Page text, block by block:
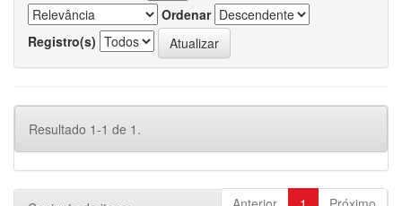
Ordenar
Registro(s)
Resultado 1-1 de 1.